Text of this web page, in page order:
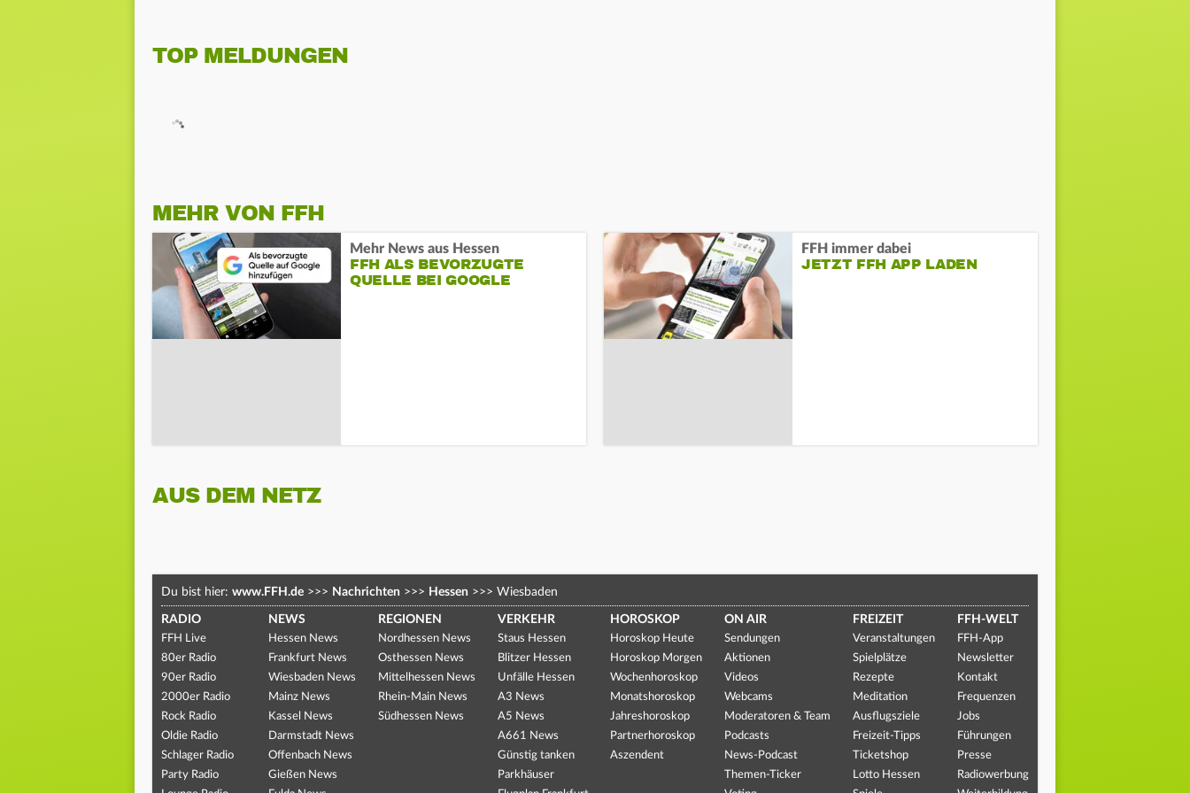
TOP MELDUNGEN
MEHR VON FFH
Mehr News aus Hessen
FFH ALS BEVORZUGTE
QUELLE BEI GOOGLE
FFH immer dabei
JETZT FFH APP LADEN
AUS DEM NETZ
Du bist hier: www.FFH.de >>> Nachrichten >>> Hessen >>> Wiesbaden
RADIO
FFH Live
80er Radio
90er Radio
2000er Radio
Rock Radio
Oldie Radio
Schlager Radio
Party Radio
NEWS
Hessen News
Frankfurt News
Wiesbaden News
Mainz News
Kassel News
Darmstadt News
Offenbach News
Gießen News
REGIONEN
Nordhessen News
Osthessen News
Mittelhessen News
Rhein-Main News
Südhessen News
VERKEHR
Staus Hessen
Blitzer Hessen
Unfälle Hessen
A3 News
A5 News
A661 News
Günstig tanken
Parkhäuser
HOROSKOP
Horoskop Heute
Horoskop Morgen
Wochenhoroskop
Monatshoroskop
Jahreshoroskop
Partnerhoroskop
Aszendent
ON AIR
Sendungen
Aktionen
Videos
Webcams
Moderatoren & Team
Podcasts
News-Podcast
Themen-Ticker
FREIZEIT
Veranstaltungen
Spielplätze
Rezepte
Meditation
Ausflugsziele
Freizeit-Tipps
Ticketshop
Lotto Hessen
FFH-WELT
FFH-App
Newsletter
Kontakt
Frequenzen
Jobs
Führungen
Presse
Radiowerbung